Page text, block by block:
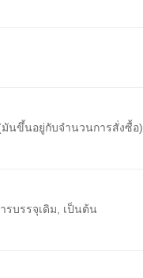
มันขึ้นอยู่กับจํานวนการสั่งซื้อ)
รบรรจุเดิม, เป็นต้น